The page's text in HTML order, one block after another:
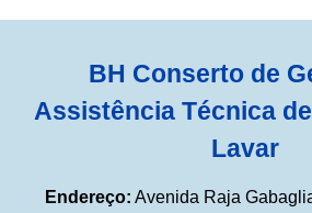
BH Conserto de
Assistência Técnica
Lavar
Endereço: Avenida Raja